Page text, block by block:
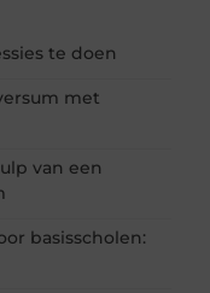
te doen
met
van een
basisscholen: